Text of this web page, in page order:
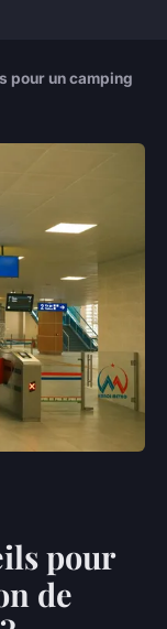
pour un camping
pour
de